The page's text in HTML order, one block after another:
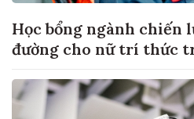
Học bổng ngành chiến
đường cho nữ trí thức